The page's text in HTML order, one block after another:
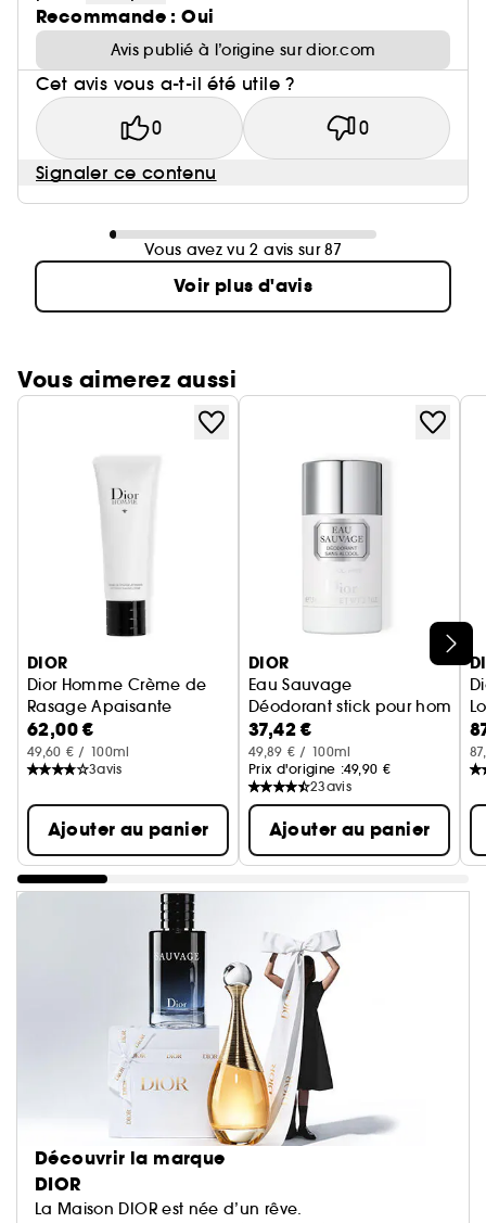
Recommande : Oui
Avis publié à l’origine sur dior.com
Cet avis vous a-t-il été utile ?
0 0
Signaler ce contenu
Vous avez vu 2 avis sur 87
Voir plus d'avis
Vous aimerez aussi
Ignorer le carrousel produits
DIOR
Dior Homme Crème de
Rasage Apaisante
Crème de rasage - Formule soin
62,00 €
49,60 € / 100ml
3avis
Ajouter au panier
DIOR
Eau Sauvage
Déodorant stick pour
37,42 €
49,89 € / 100ml
Prix d'origine :49,90 €
23avis
Ajouter au panier
Découvrir la marque
DIOR
La Maison DIOR est née d’un rêve.